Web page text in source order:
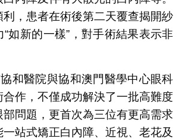
，患者在術後第二天覆查揭開紗
如新的一樣”，對手術結果表示非
和醫院與協和澳門醫學中心眼科
作，不僅成功解決了一批高難度
問題，更首次為三位有更高需求
站式矯正白內障、近視、老花及